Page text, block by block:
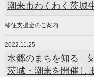
潮来市わくわく茨城
移住支援金のご案内
2022.11.25
水郷のまちを知る
茨城・潮来を開催し